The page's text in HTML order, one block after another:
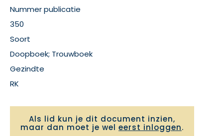
Nummer publicatie
350
Soort
Doopboek; Trouwboek
Gezindte
RK
Als lid kun je dit document inzien,
maar dan moet je wel eerst inloggen.